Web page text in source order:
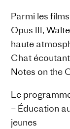
Parmi les
Opus III,
haute
Chat
Notes on the
Le
– Éducation
jeunes